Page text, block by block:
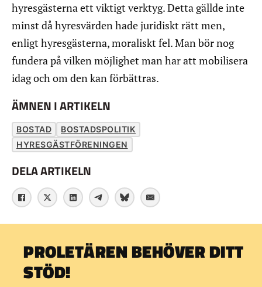
hyresgästerna ett viktigt verktyg. Detta gällde inte
minst då hyresvärden hade juridiskt rätt men,
enligt hyresgästerna, moraliskt fel. Man bör nog
fundera på vilken möjlighet man har att mobilisera
idag och om den kan förbättras.
ÄMNEN I ARTIKELN
BOSTAD
BOSTADSPOLITIK
HYRESGÄSTFÖRENINGEN
DELA ARTIKELN
PROLETÄREN BEHÖVER DITT
STÖD!